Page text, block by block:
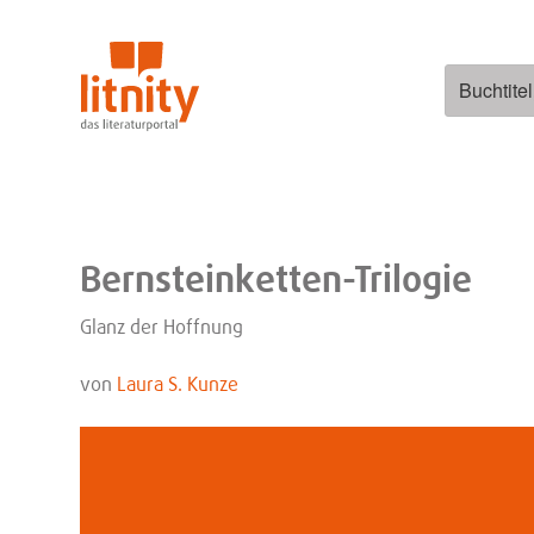
Suchen
Bernsteinketten-Trilogie
Glanz der Hoffnung
von Laura S. Kunze